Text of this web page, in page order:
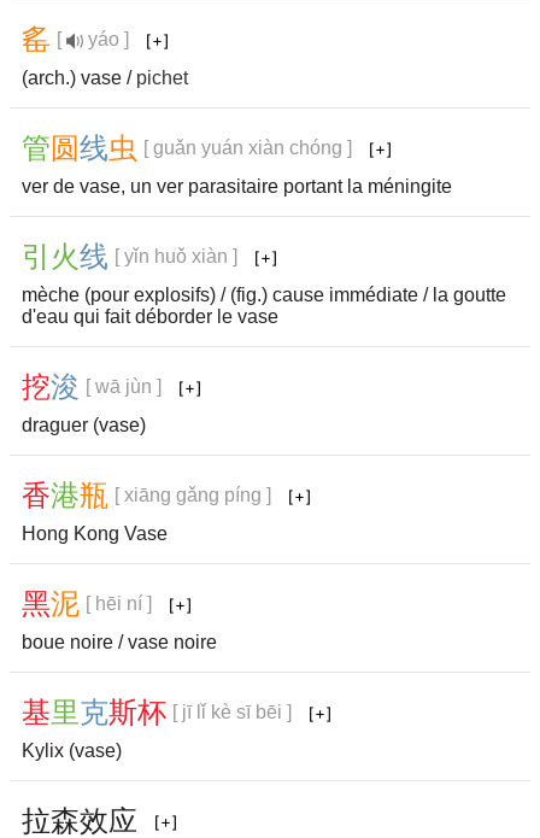
䍃 [
yáo ]
(arch.) vase / pichet
管圆线虫 [ guǎn yuán xiàn chóng ]
ver de vase, un ver parasitaire portant la méningite
引 火线 [ yǐn huǒ xiàn ]
mèche (pour explosifs) / (fig.) cause immédiate / la goutte
d'eau qui fait déborder le vase
挖浚 [ wā jùn ]
draguer (vase)
香港瓶 [ xiāng gǎng píng ]
Hong Kong Vase
黑泥 [ hēi ní ]
boue noire / vase noire
基里克斯杯 [ jī lǐ kè sī bēi ]
Kylix (vase)
拉森效应